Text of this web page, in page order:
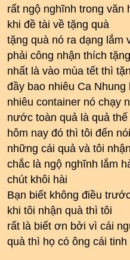
rất ngộ nghĩnh trong văn
khi đề tài về tặng quà
tặng quà nó ra dạng lắm
phải công nhận thích
nhất là vào mùa tết thì
đầy bao nhiêu Ca Nhung
nhiêu container nó chạy
nước toàn quả là quả
hôm nay đó thì tôi đến
những cái quả và tôi
chắc là ngộ nghĩnh lắm
chút khôi hài
Bạn biết không điều
khi tôi nhận quà thì tôi
rất là biết ơn bởi vì cái
quà thì họ có ông cái tinh